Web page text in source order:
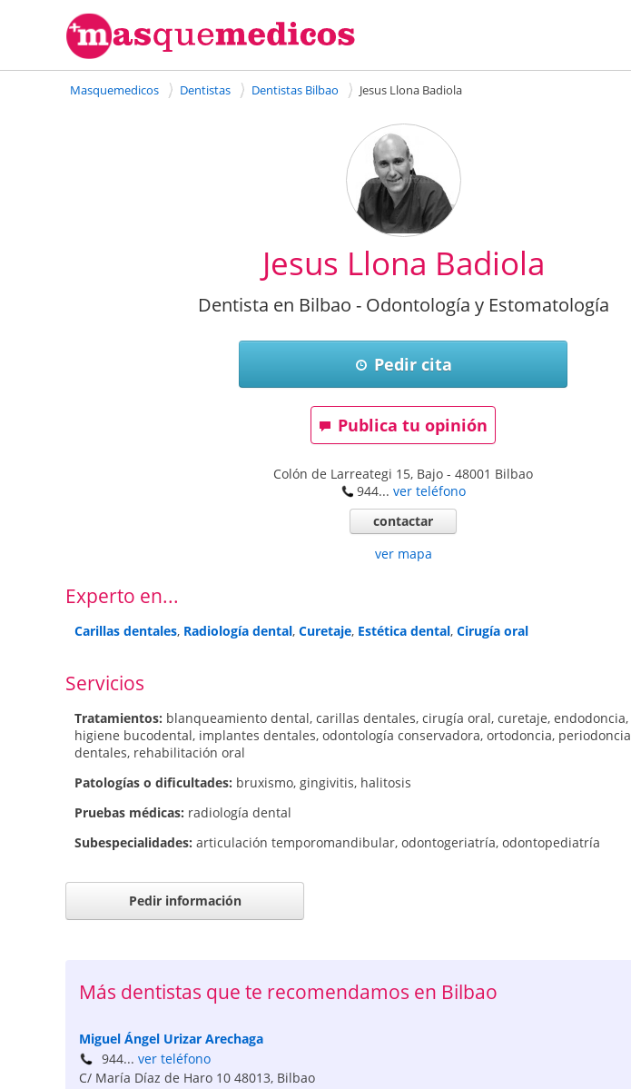
Masquemedicos Dentistas Dentistas Bilbao Jesus Llona Badiola
Jesus Llona Badiola
Dentista en Bilbao - Odontología y Estomatología
Pedir cita
Publica tu opinión
Colón de Larreategi 15, Bajo - 48001 Bilbao
944... ver teléfono
contactar
ver mapa
Experto en...
Carillas dentales, Radiología dental, Curetaje, Estética dental, Cirugía oral
Servicios
Tratamientos: blanqueamiento dental, carillas dentales, cirugía oral, curetaje, endodoncia,
higiene bucodental, implantes dentales, odontología conservadora, ortodoncia, periodoncia
dentales, rehabilitación oral
Patologí­as o dificultades: bruxismo, gingivitis, halitosis
Pruebas médicas: radiología dental
Subespecialidades: articulación temporomandibular, odontogeriatría, odontopediatría
Pedir información
Más dentistas que te recomendamos en Bilbao
Miguel Ángel Urizar Arechaga
944... ver teléfono
C/ María Díaz de Haro 10 48013, Bilbao